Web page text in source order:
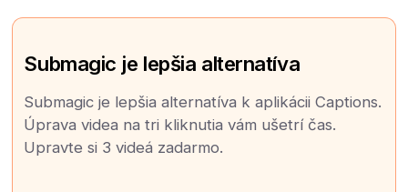
Submagic je lepšia alternatíva
Submagic je lepšia alternatíva k aplikácii Captions.
Úprava videa na tri kliknutia vám ušetrí čas.
Upravte si 3 videá zadarmo.